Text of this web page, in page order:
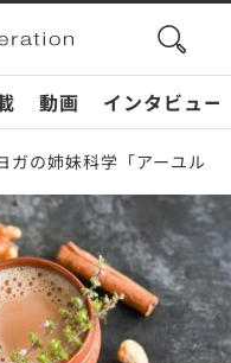
search
動画 インタビュー
ガの姉妹科学「アーユル